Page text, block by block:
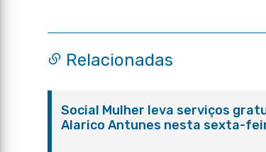
Relacionadas
Social Mulher leva serviços
Alarico Antunes nesta sexta-